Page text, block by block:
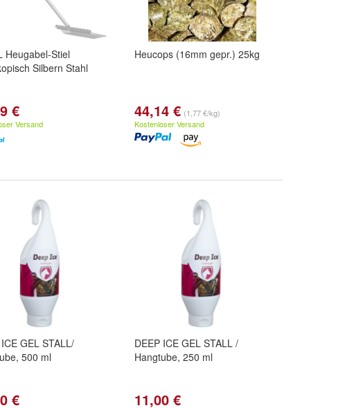
Heugabel-Stiel
Silbern Stahl
€
Versand
Heucops (16mm gepr.) 25kg
44,14 € (1,77 €/kg)
Kostenloser Versand
GEL STALL/
500 ml
€
DEEP ICE GEL STALL /
Hangtube, 250 ml
11,00 €